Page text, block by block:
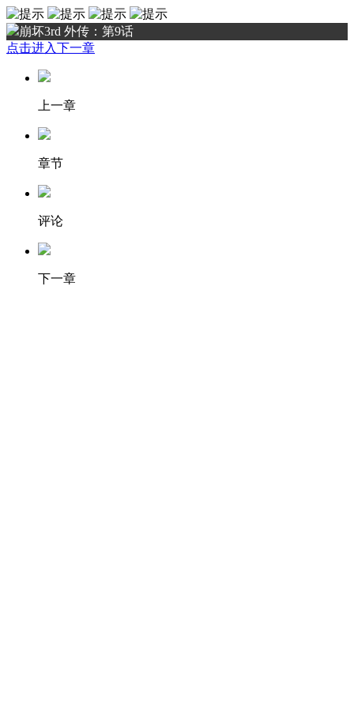
崩坏3rd 外传：第9话
点击进入下一章
上一章
章节
评论
下一章